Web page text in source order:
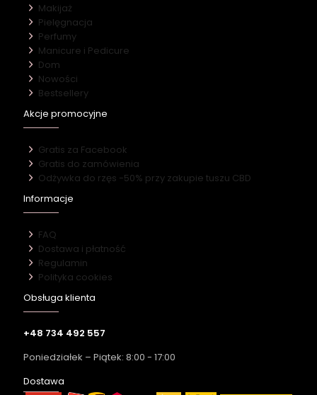
Makijaż
Pielęgnacja
Perfumy
Manicure i Pedicure
Dom
Nowości
Bestsellery
Akcje promocyjne
Gratis za Facebook
Gratis do zamówienia
Odżywka do rzęs -50% przy zakupie tuszu CBD
Informacje
FAQ
Dostawa i płatność
Regulamin
Polityka cookies
Obsługa klienta
+48 734 492 557
Poniedziałek – Piątek: 8:00 - 17:00
Dostawa